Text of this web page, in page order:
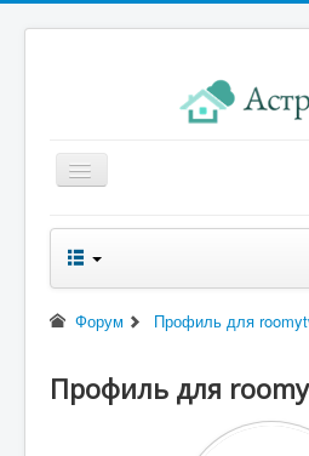
Главная
Новости правления
Начисления к оплате
Реквизиты
Форум Профиль для
Профиль для